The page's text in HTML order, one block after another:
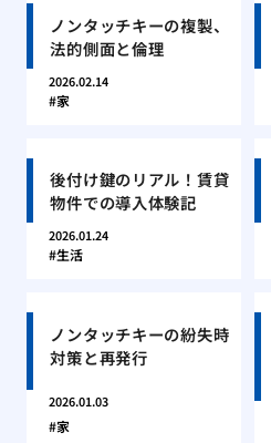
ノンタッチキーの複製、
法的側面と倫理
2026.02.14
家
後付け鍵のリアル！賃貸
物件での導入体験記
2026.01.24
生活
ノンタッチキーの紛失時
対策と再発行
2026.01.03
家